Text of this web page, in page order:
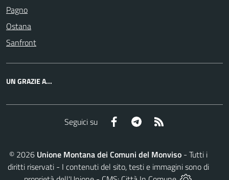
Pagno
Ostana
Sanfront
UN GRAZIE A...
Seguici su Facebook Telegram
© 2026 Unione Montana dei Comuni del Monviso - Tutti i
diritti riservati - I contenuti del sito, testi e immagini sono di